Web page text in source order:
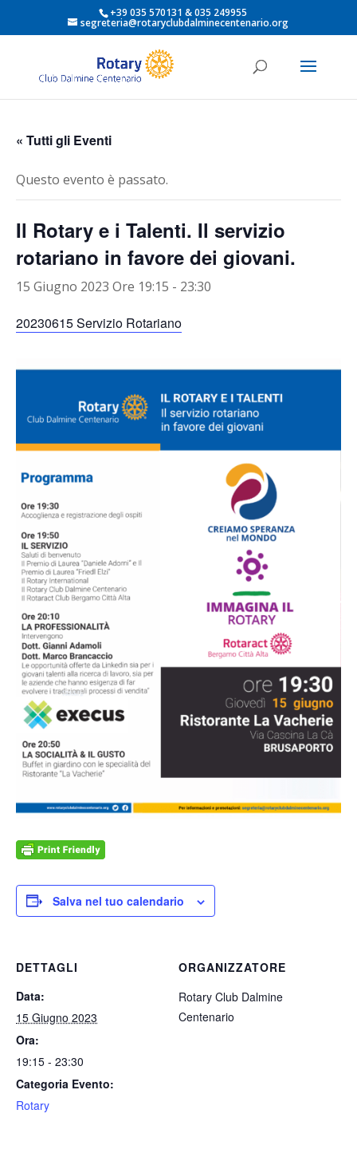
+39 035 570131 & 035 249955
segreteria@rotaryclubdalminecentenario.org
« Tutti gli Eventi
Questo evento è passato.
Il Rotary e i Talenti. Il servizio
rotariano in favore dei giovani.
15 Giugno 2023 Ore 19:15 - 23:30
20230615 Servizio Rotariano
Salva nel tuo calendario
DETTAGLI
Data:
15 Giugno 2023
Ora:
19:15 - 23:30
Categoria Evento:
Rotary
ORGANIZZATORE
Rotary Club Dalmine
Centenario